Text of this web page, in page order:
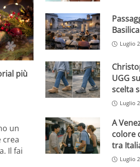
più
un
crea
Il fai
Luglio
UGG
scelta
Luglio
A
colore
tra
Luglio